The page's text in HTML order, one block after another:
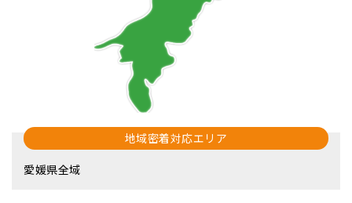
地域密着対応エリア
愛媛県全域